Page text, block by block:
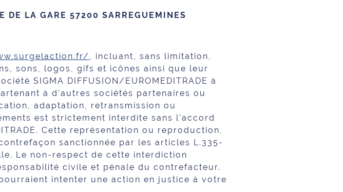
DE LA GARE 57200 SARREGUEMINES
, incluant, sans limitation,
sons, logos, gifs et icônes ainsi que leur
SIGMA DIFFUSION/EUROMEDITRADE à
à d'autres sociétés partenaires ou
adaptation, retransmission ou
est strictement interdite sans l'accord
Cette représentation ou reproduction,
sanctionnée par les articles L.335-
Le non-respect de cette interdiction
civile et pénale du contrefacteur.
intenter une action en justice à votre